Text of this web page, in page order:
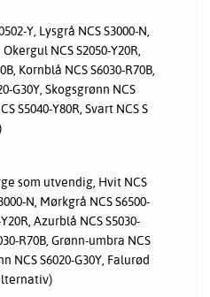
Y, Lysgrå NCS S3000-N,
NCS S2050-Y20R,
Kornblå NCS S6030-R70B,
G30Y, Skogsgrønn NCS
S5040-Y80R, Svart NCS S
som utvendig, Hvit NCS
N, Mørkgrå NCS S6500-
Azurblå NCS S5030-
R70B, Grønn-umbra NCS
NCS S6020-G30Y, Falurød